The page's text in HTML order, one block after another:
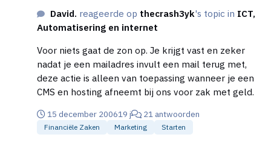
op de markt te brengen... laat staan er geld er mee
te verdienen. Vergelijken en doelgerichter gaan
werken. Ik wil je niet demotiveren, echt niet. Maar
het is echt lastig om dit voor elkaar te krijgen. Je
moet maar net geluk hebben, maar uiteraard, wie
niet waagt wie niet wint... dus je zou 't op z'n minst
kunnen proberen. Mijn advies: probeer klein te
beginnen en niet in één klap alles op het internet te
gooien. Wanneer jij groeit, groeien je gebruikers. Om
David. reageerde op thecrash3yk's topic in ICT,
Automatisering en internet
Voor niets gaat de zon op. Je krijgt vast en zeker
nadat je een mailadres invult een mail terug met,
deze actie is alleen van toepassing wanneer je een
CMS en hosting afneemt bij ons voor zak met geld.
15 december 200619 j 21 antwoorden
Financiële Zaken Marketing Starten